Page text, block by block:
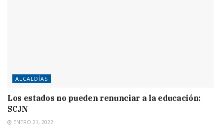
ALCALDÍAS
Los estados no pueden renunciar a la educación:
SCJN
ENERO 21, 2022